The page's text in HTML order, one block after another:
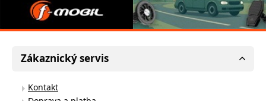
Zákaznický servis
Kontakt